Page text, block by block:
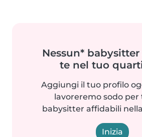
Nessun*
te nel tuo
Aggiungi il tuo profilo
lavoreremo sodo per
babysitter affidabili
Inizia